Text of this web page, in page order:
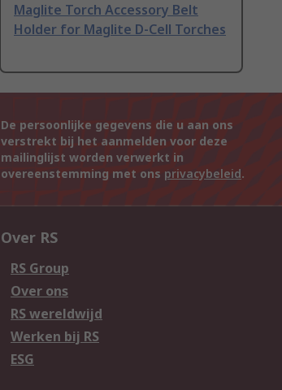
Maglite Torch Accessory Belt
Holder for Maglite D-Cell Torches
De persoonlijke gegevens die u aan ons
verstrekt bij het aanmelden voor deze
mailinglijst worden verwerkt in
overeenstemming met ons privacybeleid.
Over RS
RS Group
Over ons
RS wereldwijd
Werken bij RS
ESG